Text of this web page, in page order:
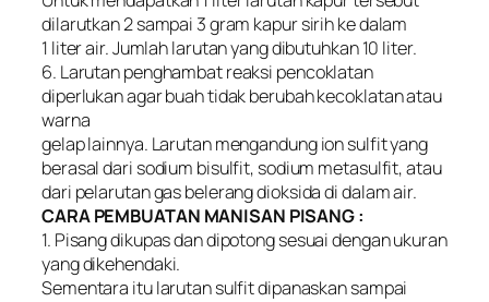
dilarutkan 2 sampai 3 gram kapur sirih ke dalam
1 liter air. Jumlah larutan yang dibutuhkan 10 liter.
6. Larutan penghambat reaksi pencoklatan
diperlukan agar buah tidak berubah kecoklatan atau
warna
gelap lainnya. Larutan mengandung ion sulfit yang
berasal dari sodium bisulfit, sodium metasulfit, atau
dari pelarutan gas belerang dioksida di dalam air.
CARA PEMBUATAN MANISAN PISANG :
1. Pisang dikupas dan dipotong sesuai dengan ukuran
yang dikehendaki.
Sementara itu larutan sulfit dipanaskan sampai